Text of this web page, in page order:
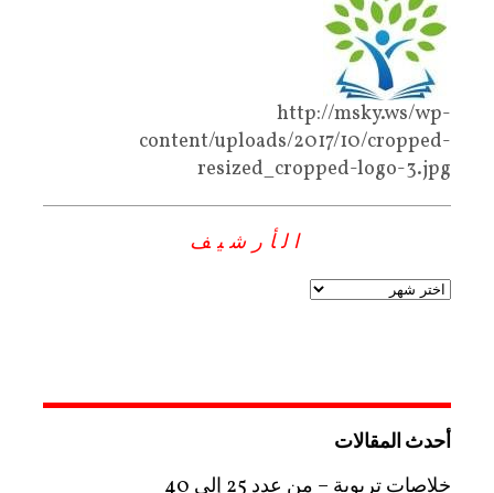
http://msky.ws/wp-
content/uploads/2017/10/cropped-
resized_cropped-logo-3.jpg
الأرشيف
أحدث المقالات
خلاصات تربوية – من عدد 25 إلى 40